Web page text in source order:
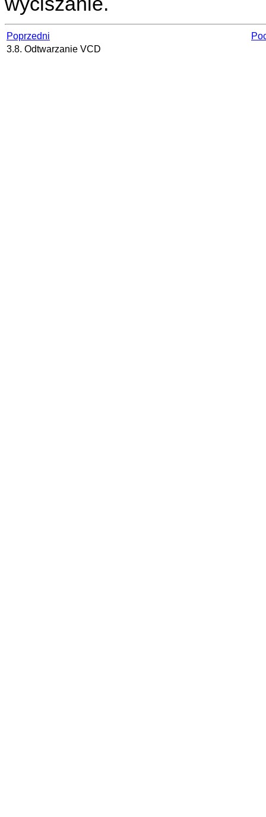
Poprzedni
3.8. Odtwarzanie VCD